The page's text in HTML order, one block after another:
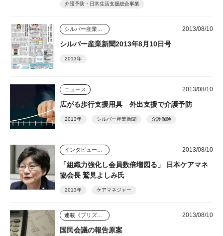
介護予防・日常生活支援総合事業
2013/08/10
シルバー産業新聞2013年8月10日号
2013年
ニュース 2013/08/10
広がる歩行支援用具 外出支援で介護予防
2013年 シルバー産業新聞 介護保険
2013/08/10
「組織力強化し会員数倍増図る」 日本ケアマネ
協会長 鷲見よしみ氏
2013年 ケアマネジャー
2013/08/10
国民会議の報告原案